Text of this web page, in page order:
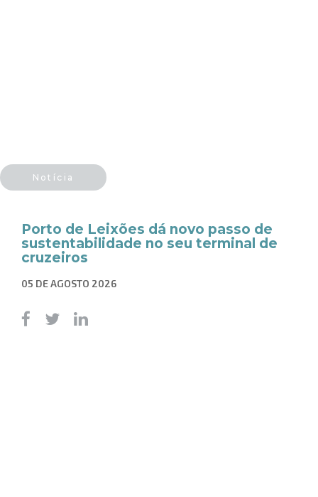
Notícia
Porto de Leixões dá novo passo de
sustentabilidade no seu terminal de
cruzeiros
05 DE AGOSTO 2026